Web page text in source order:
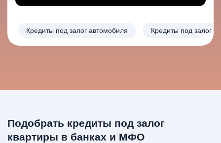
Кредиты под залог автомобиля Кредиты под залог
Подобрать кредиты под залог
квартиры в банках и МФО